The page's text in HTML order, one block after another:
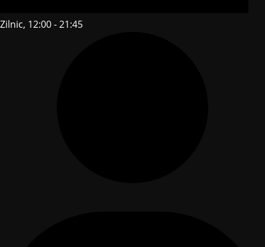
Zilnic, 12:00 - 21:45